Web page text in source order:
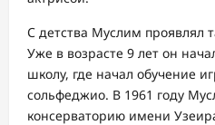
С детства Муслим проявлял
Уже в возрасте 9 лет он
школу, где начал обучение
сольфеджио. В 1961 году
консерваторию имени